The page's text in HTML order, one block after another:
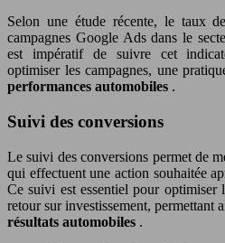
Selon une étude récente, le taux
campagnes Google Ads dans le
est impératif de suivre cet
optimiser les campagnes, une
performances automobiles .
Suivi des conversions
Le suivi des conversions permet de
qui effectuent une action souhaitée
Ce suivi est essentiel pour optimiser
retour sur investissement, permettant
résultats automobiles .